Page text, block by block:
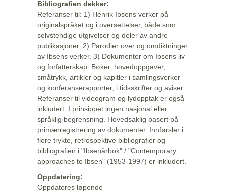
Bibliografien dekker:
Referanser til: 1) Henrik Ibsens verker på
originalspråket og i oversettelser, både som
selvstendige utgivelser og deler av andre
publikasjoner. 2) Parodier over og omdiktninger
av Ibsens verker. 3) Dokumenter om Ibsens liv
og forfatterskap: Bøker, hovedoppgaver,
småtrykk, artikler og kapitler i samlingsverker
og konferanserapporter, i tidsskrifter og aviser.
Referanser til videogram og lydopptak er også
inkludert. I prinsippet ingen nasjonal eller
språklig begrensning. Hovedsaklig basert på
primærregistrering av dokumenter. Innførsler i
flere trykte, retrospektive bibliografier og
bibliografien i "Ibsenårbok" / "Contemporary
approaches to Ibsen" (1953-1997) er inkludert.
Oppdatering:
Oppdateres løpende